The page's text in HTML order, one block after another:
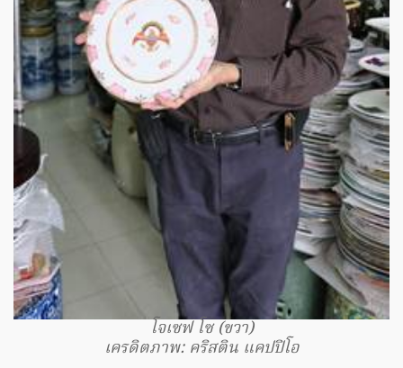
โจเซฟ โซ (ขวา)
เครดิตภาพ: คริสติน แคปปิโอ